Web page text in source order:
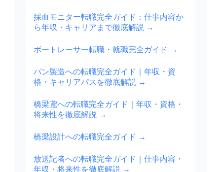
採血モニター転職完全ガイド：仕事内容か
ら年収・キャリアまで徹底解説 →
ボートレーサー転職・就職完全ガイド →
パン製造への転職完全ガイド｜年収・資
格・キャリアパスを徹底解説 →
橋梁鳶への転職完全ガイド｜年収・資格・
将来性を徹底解説 →
橋梁設計への転職完全ガイド →
放送記者への転職完全ガイド｜仕事内容・
年収・将来性を徹底解説 →